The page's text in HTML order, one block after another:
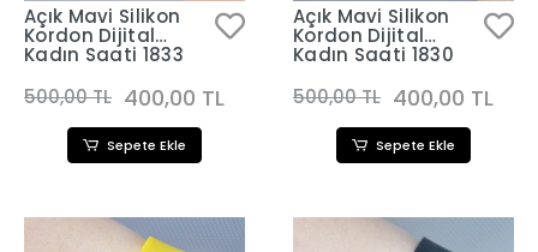
Açık Mavi Silikon
Kordon Dijital
Kadın Saati 1833
500,00 TL 400,00 TL
Sepete Ekle
Açık Mavi Silikon
Kordon Dijital
Kadın Saati 1830
500,00 TL 400,00 TL
Sepete Ekle